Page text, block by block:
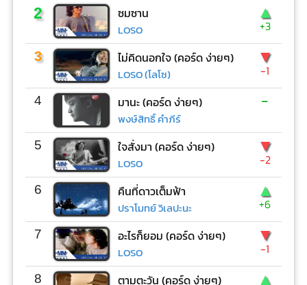
2 ซมซาน
LOSO
▲
+3
3 ไม่คิดนอกใจ (คอร์ด ง่ายๆ)
LOSO (โลโซ)
▼
-1
4 มานะ (คอร์ด ง่ายๆ)
พงษ์สิทธิ์ คำภีร์
-
5 ใจสั่งมา (คอร์ด ง่ายๆ)
LOSO
▼
-2
6 คืนที่ดาวเต็มฟ้า
ปราโมทย์ วิเลปะนะ
▲
+6
7 อะไรก็ยอม (คอร์ด ง่ายๆ)
LOSO
▼
-1
8 ตามตะวัน (คอร์ด ง่ายๆ) ▲